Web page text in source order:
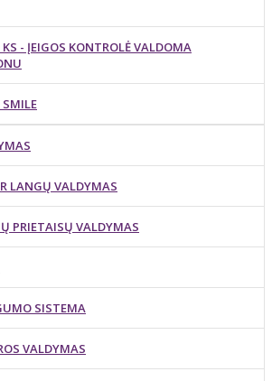
- ĮEIGOS KONTROLĖ VALDOMA
LANGŲ VALDYMAS
PRIETAISŲ VALDYMAS
SISTEMA
VALDYMAS